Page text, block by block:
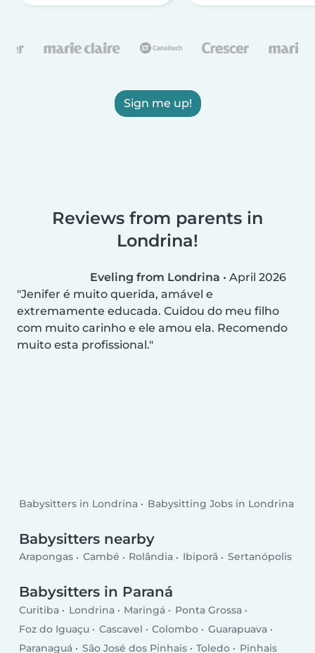
Sign me up!
Reviews from parents in
Londrina!
Eveling from Londrina • April 2026
Jenifer é muito querida, amável e
extremamente educada. Cuidou do meu filho
com muito carinho e ele amou ela. Recomendo
muito esta profissional.
Babysitters in Londrina Babysitting Jobs in Londrina
Babysitters nearby
Arapongas Cambé Rolândia Ibiporã Sertanópolis
Babysitters in Paraná
Curitiba Londrina Maringá
Ponta Grossa
Foz do Iguaçu
Cascavel Colombo
Guarapuava
Paranaguá
São José dos Pinhais Toledo Pinhais